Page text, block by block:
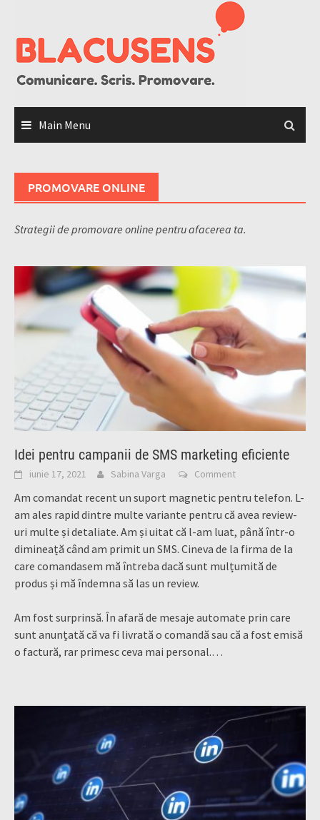
content
Main Menu
PROMOVARE ONLINE
Strategii de promovare online pentru afacerea ta.
Idei pentru campanii de SMS marketing eficiente
iunie 17, 2021 Sabina Varga Comment
Am comandat recent un suport magnetic pentru telefon. L-
am ales rapid dintre multe variante pentru că avea review-
uri multe și detaliate. Am și uitat că l-am luat, până într-o
dimineață când am primit un SMS. Cineva de la firma de la
care comandasem mă întreba dacă sunt mulțumită de
produs și mă îndemna să las un review.
Am fost surprinsă. În afară de mesaje automate prin care
sunt anunțată că va fi livrată o comandă sau că a fost emisă
o factură, rar primesc ceva mai personal.…